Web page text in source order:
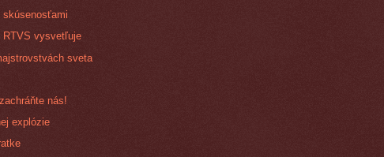
RTVS vysvetľuje
sveta
nás!
explózie